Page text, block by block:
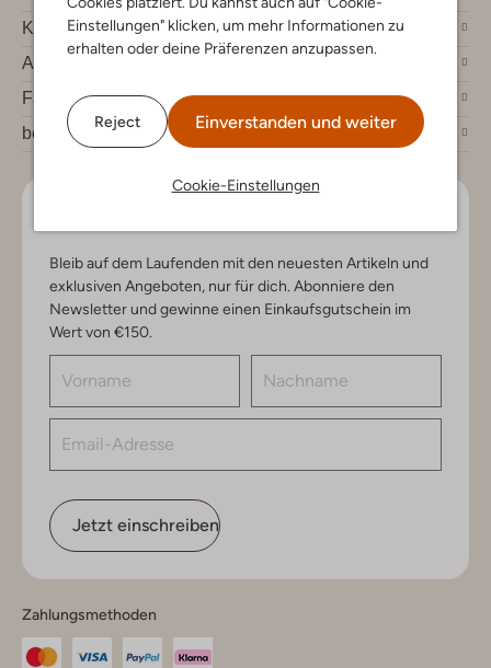
Einstellungen" klicken, um mehr Informationen zu
erhalten oder deine Präferenzen anzupassen.
Reject Einverstanden und weiter
Cookie-Einstellungen
Kundenservice
Account
Fashion News
bei Omoda
Bleib auf dem Laufenden mit den neuesten Artikeln und
exklusiven Angeboten, nur für dich. Abonniere den
Newsletter und gewinne einen Einkaufsgutschein im
Wert von €150.
Jetzt einschreiben
Zahlungsmethoden